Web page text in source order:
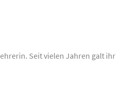
Seit vielen Jahren galt ihr